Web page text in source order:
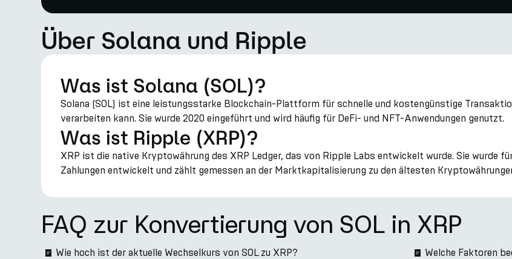
Über Solana und Ripple
Was ist Solana (SOL)?
Solana (SOL) ist eine leistungsstarke Blockchain-Plattform für schnelle und kostengünstige
verarbeiten kann. Sie wurde 2020 eingeführt und wird häufig für DeFi- und NFT-Anwendungen genutzt.
Was ist Ripple (XRP)?
XRP ist die native Kryptowährung des XRP Ledger, das von Ripple Labs entwickelt wurde. Sie wurde
Zahlungen entwickelt und zählt gemessen an der Marktkapitalisierung zu den ältesten
FAQ zur Konvertierung von SOL in XRP
Wie hoch ist der aktuelle Wechselkurs von SOL zu XRP?
Welche Faktoren